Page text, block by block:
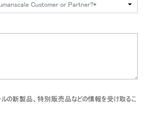
Customer or Partner?*
ルの新製品、特別販売品などの情報を受け取るこ